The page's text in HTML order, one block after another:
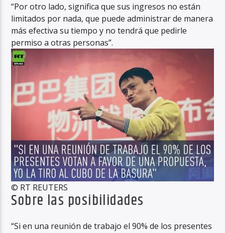
“Por otro lado, significa que sus ingresos no están
limitados por nada, que puede administrar de manera
más efectiva su tiempo y no tendrá que pedirle
permiso a otras personas”.
© RT REUTERS
Sobre las posibilidades
“Si en una reunión de trabajo el 90% de los presentes